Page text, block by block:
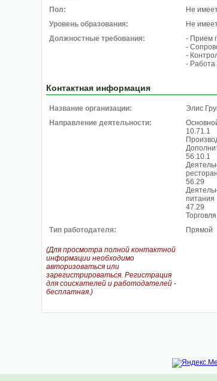
Пол:
Не
Уровень образования:
Не
Должностные требования:
- Прием
-
-
- Работа
Контактная информация
Название организации:
Элис
Направление деятельности:
10.71.1
56.10.1
56.29
питания
47.29
Тип работодателя:
Прямой
(Для просмотра полной контактной
информации необходимо
авторизоваться или
зарегистрироваться. Регистрация
для соискателей и работодателей -
бесплатная.)